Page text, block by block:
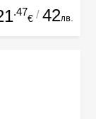
.47
€ / 42лв.